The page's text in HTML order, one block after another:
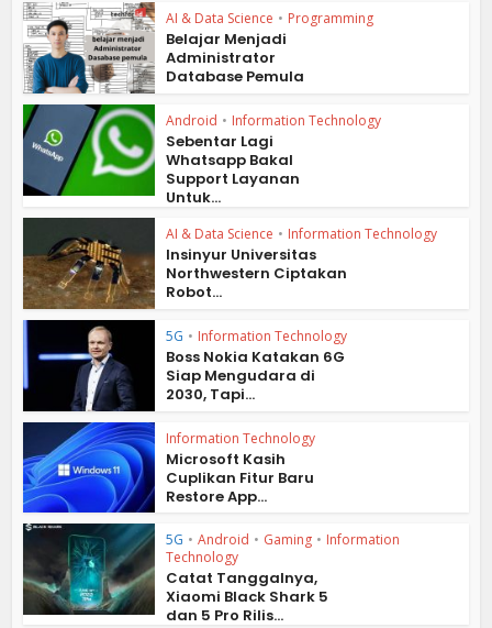
AI & Data Science • Programming
Belajar Menjadi
Administrator
Database Pemula
Android • Information Technology
Sebentar Lagi
Whatsapp Bakal
Support Layanan
Untuk...
AI & Data Science • Information Technology
Insinyur Universitas
Northwestern Ciptakan
Robot...
5G • Information Technology
Boss Nokia Katakan 6G
Siap Mengudara di
2030, Tapi...
Information Technology
Microsoft Kasih
Cuplikan Fitur Baru
Restore App...
5G • Android • Gaming • Information
Technology
Catat Tanggalnya,
Xiaomi Black Shark 5
dan 5 Pro Rilis...